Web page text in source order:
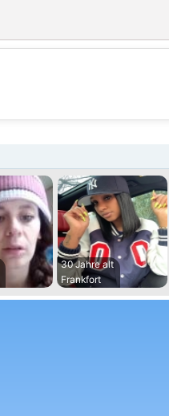
💕
30 Jahre alt
Frankfort